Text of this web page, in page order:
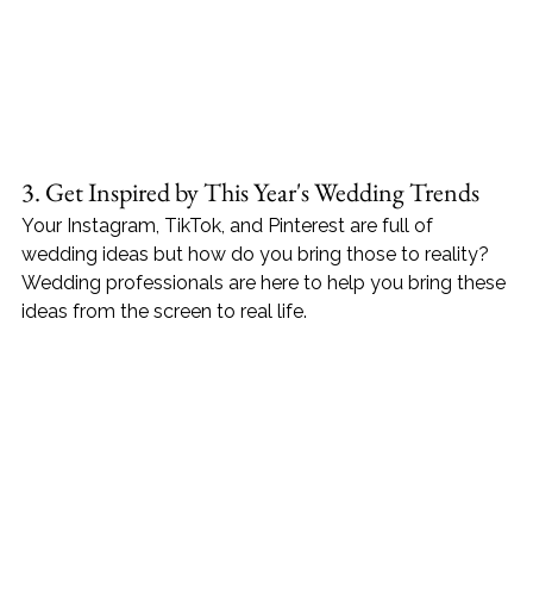
3. Get Inspired by This Year's Wedding Trends
Your Instagram, TikTok, and Pinterest are full of
wedding ideas but how do you bring those to reality?
Wedding professionals are here to help you bring these
ideas from the screen to real life.